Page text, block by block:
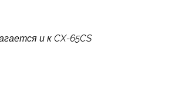
и к CX-65CS